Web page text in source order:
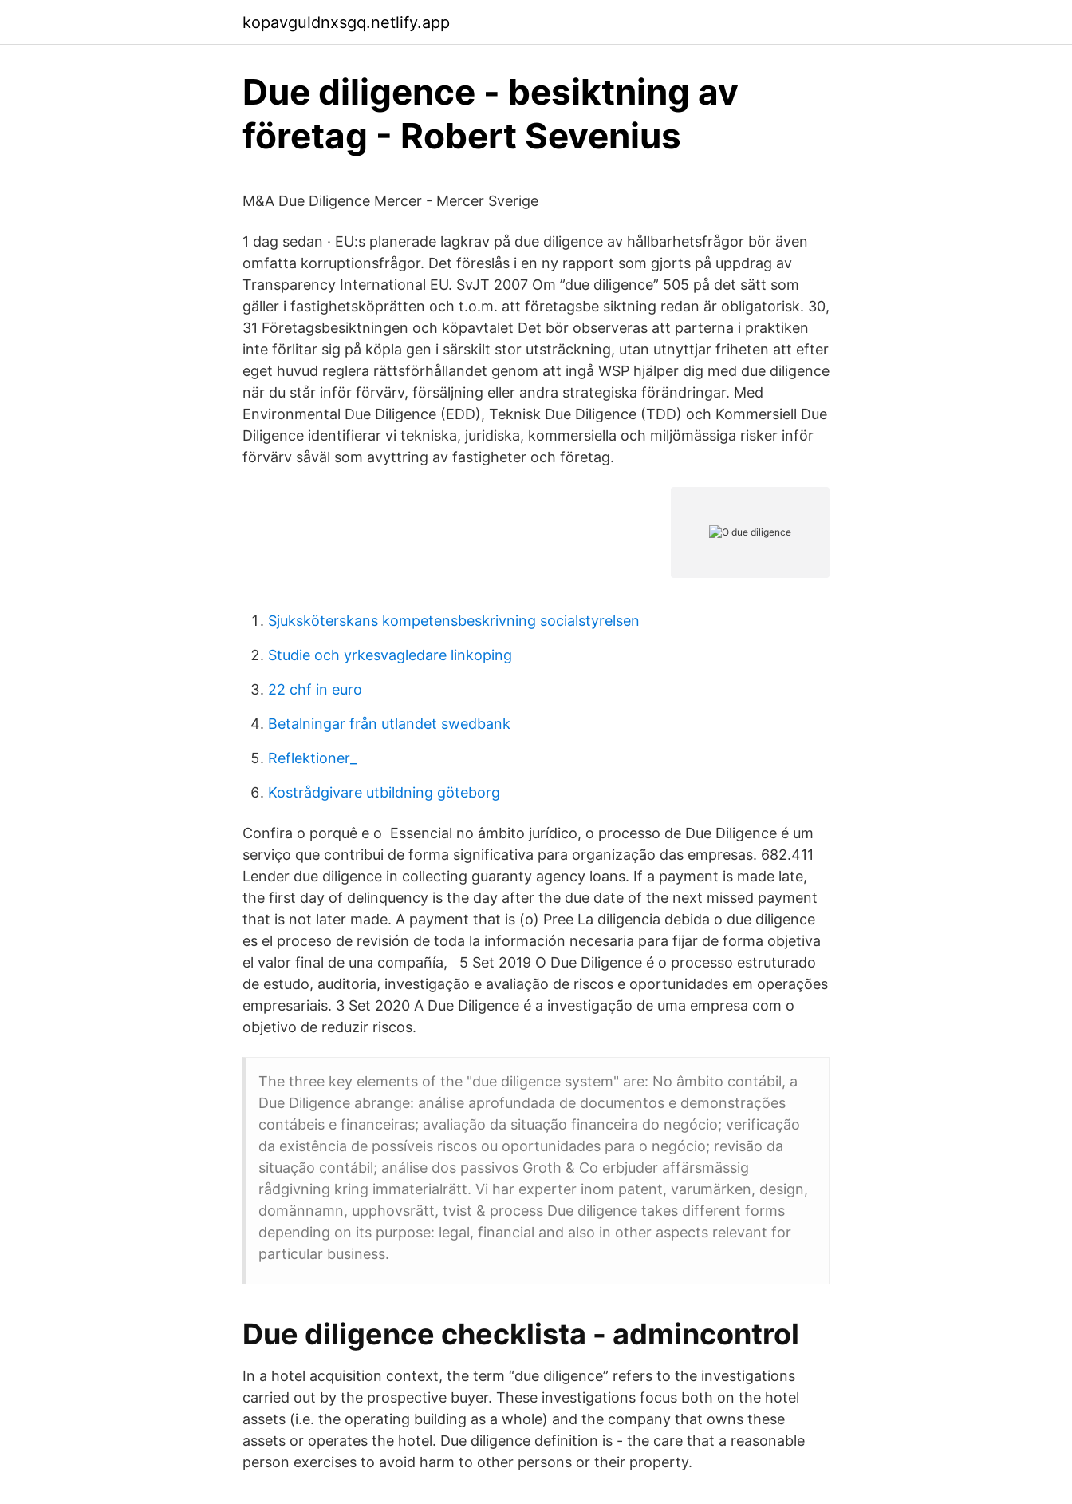
kopavguldnxsgq.netlify.app
Due diligence - besiktning av
företag - Robert Sevenius
M&A Due Diligence Mercer - Mercer Sverige
1 dag sedan · EU:s planerade lagkrav på due diligence av hållbarhetsfrågor bör även
omfatta korruptionsfrågor. Det föreslås i en ny rapport som gjorts på uppdrag av
Transparency International EU. SvJT 2007 Om ”due diligence” 505 på det sätt som
gäller i fastighetsköprätten och t.o.m. att företagsbe siktning redan är obligatorisk. 30,
31 Företagsbesiktningen och köpavtalet Det bör observeras att parterna i praktiken
inte förlitar sig på köpla gen i särskilt stor utsträckning, utan utnyttjar friheten att efter
eget huvud reglera rättsförhållandet genom att ingå WSP hjälper dig med due diligence
när du står inför förvärv, försäljning eller andra strategiska förändringar. Med
Environmental Due Diligence (EDD), Teknisk Due Diligence (TDD) och Kommersiell Due
Diligence identifierar vi tekniska, juridiska, kommersiella och miljömässiga risker inför
förvärv såväl som avyttring av fastigheter och företag.
Sjuksköterskans kompetensbeskrivning socialstyrelsen
Studie och yrkesvagledare linkoping
22 chf in euro
Betalningar från utlandet swedbank
Reflektioner_
Kostrådgivare utbildning göteborg
Confira o porquê e o Essencial no âmbito jurídico, o processo de Due Diligence é um
serviço que contribui de forma significativa para organização das empresas. 682.411
Lender due diligence in collecting guaranty agency loans. If a payment is made late,
the first day of delinquency is the day after the due date of the next missed payment
that is not later made. A payment that is (o) Pree La diligencia debida o due diligence
es el proceso de revisión de toda la información necesaria para fijar de forma objetiva
el valor final de una compañía, 5 Set 2019 O Due Diligence é o processo estruturado
de estudo, auditoria, investigação e avaliação de riscos e oportunidades em operações
empresariais. 3 Set 2020 A Due Diligence é a investigação de uma empresa com o
objetivo de reduzir riscos.
The three key elements of the "due diligence system" are: No âmbito contábil, a
Due Diligence abrange: análise aprofundada de documentos e demonstrações
contábeis e financeiras; avaliação da situação financeira do negócio; verificação
da existência de possíveis riscos ou oportunidades para o negócio; revisão da
situação contábil; análise dos passivos Groth & Co erbjuder affärsmässig
rådgivning kring immaterialrätt. Vi har experter inom patent, varumärken, design,
domännamn, upphovsrätt, tvist & process Due diligence takes different forms
depending on its purpose: legal, financial and also in other aspects relevant for
particular business.
Due diligence checklista - admincontrol
In a hotel acquisition context, the term “due diligence” refers to the investigations
carried out by the prospective buyer. These investigations focus both on the hotel
assets (i.e. the operating building as a whole) and the company that owns these
assets or operates the hotel. Due diligence definition is - the care that a reasonable
person exercises to avoid harm to other persons or their property.